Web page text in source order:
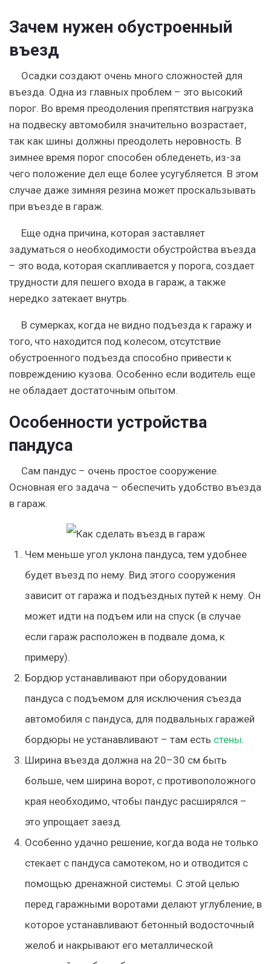
Зачем нужен обустроенный
въезд
Осадки создают очень много сложностей для
въезда. Одна из главных проблем – это высокий
порог. Во время преодоления препятствия нагрузка
на подвеску автомобиля значительно возрастает,
так как шины должны преодолеть неровность. В
зимнее время порог способен обледенеть, из-за
чего положение дел еще более усугубляется. В этом
случае даже зимняя резина может проскальзывать
при въезде в гараж.
Еще одна причина, которая заставляет
задуматься о необходимости обустройства въезда
– это вода, которая скапливается у порога, создает
трудности для пешего входа в гараж, а также
нередко затекает внутрь.
В сумерках, когда не видно подъезда к гаражу и
того, что находится под колесом, отсутствие
обустроенного подъезда способно привести к
повреждению кузова. Особенно если водитель еще
не обладает достаточным опытом.
Особенности устройства
пандуса
Сам пандус – очень простое сооружение.
Основная его задача – обеспечить удобство въезда
в гараж.
Чем меньше угол уклона пандуса, тем удобнее
будет въезд по нему. Вид этого сооружения
зависит от гаража и подъездных путей к нему. Он
может идти на подъем или на спуск (в случае
если гараж расположен в подвале дома, к
примеру).
Бордюр устанавливают при оборудовании
пандуса с подъемом для исключения съезда
автомобиля с пандуса, для подвальных гаражей
бордюры не устанавливают – там есть стены.
Ширина въезда должна на 20–30 см быть
больше, чем ширина ворот, с противоположного
края необходимо, чтобы пандус расширялся –
это упрощает заезд.
Особенно удачно решение, когда вода не только
стекает с пандуса самотеком, но и отводится с
помощью дренажной системы. С этой целью
перед гаражными воротами делают углубление, в
которое устанавливают бетонный водосточный
желоб и накрывают его металлической